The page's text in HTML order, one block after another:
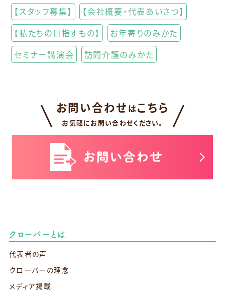
【スタッフ募集】
【会社概要・代表あいさつ】
【私たちの目指すもの】
お年寄りのみかた
セミナー講演会
訪問介護のみかた
お問い合わせ はこちら
お気軽にお問い合わせください。
クローバーとは
代表者の声
クローバーの理念
メディア掲載